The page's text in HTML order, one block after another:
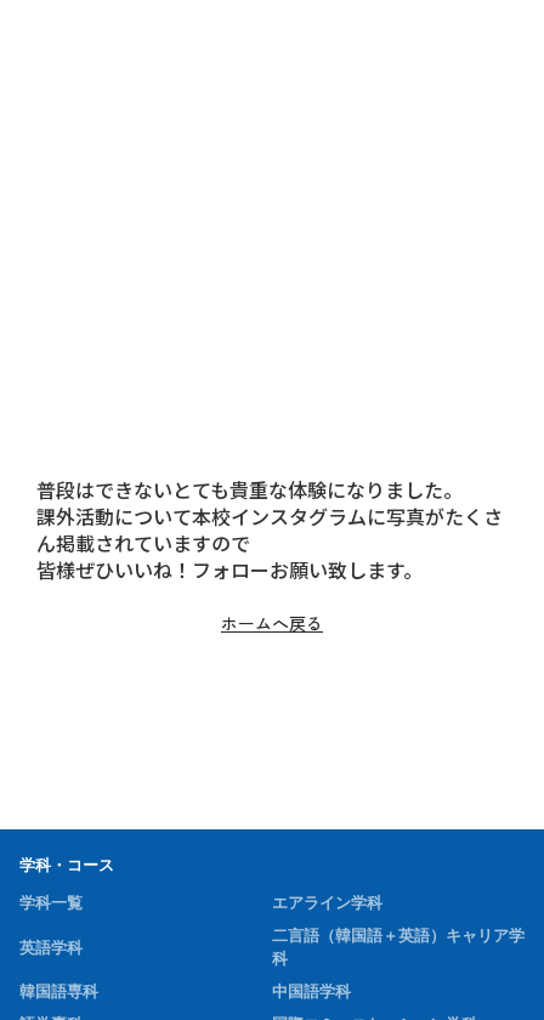
普段はできないとても貴重な体験になりました。
課外活動について本校インスタグラムに写真がたくさ
ん掲載されていますので
皆様ぜひいいね！フォローお願い致します。
ホームへ戻る
学科・コース
学科一覧
エアライン学科
英語学科
二言語（韓国語＋英語）キャリア学
科
韓国語専科
中国語学科